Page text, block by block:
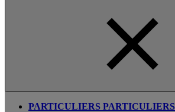
PARTICULIERS PARTICULIERS